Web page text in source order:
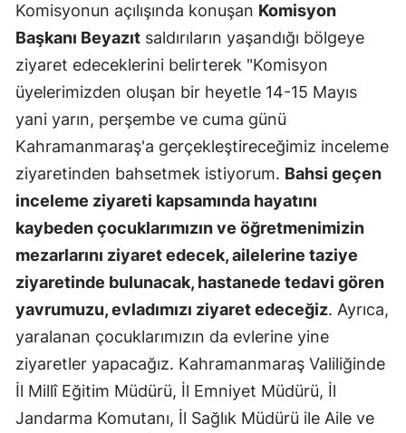
İstanbul
İzmir
Kars
Kırşehir
Kocaeli
Konya
Malatya
Manisa
Komisyonun açılışında konuşan Komisyon
Başkanı Beyazıt saldırıların yaşandığı bölgeye
ziyaret edeceklerini belirterek "Komisyon
üyelerimizden oluşan bir heyetle 14-15 Mayıs
yani yarın, perşembe ve cuma günü
Kahramanmaraş'a gerçekleştireceğimiz inceleme
ziyaretinden bahsetmek istiyorum. Bahsi geçen
inceleme ziyareti kapsamında hayatını
kaybeden çocuklarımızın ve öğretmenimizin
mezarlarını ziyaret edecek, ailelerine taziye
ziyaretinde bulunacak, hastanede tedavi gören
yavrumuzu, evladımızı ziyaret edeceğiz. Ayrıca,
yaralanan çocuklarımızın da evlerine yine
ziyaretler yapacağız. Kahramanmaraş Valiliğinde
İl Millî Eğitim Müdürü, İl Emniyet Müdürü, İl
Jandarma Komutanı, İl Sağlık Müdürü ile Aile ve